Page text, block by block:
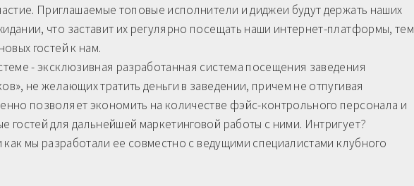
Приглашаемые топовые исполнители и диджеи будут держать наших
что заставит их регулярно посещать наши интернет-платформы, тем
гостей к нам.
- эксклюзивная разработанная система посещения заведения
не желающих тратить деньги в заведении, причем не отпугивая
позволяет экономить на количестве фэйс-контрольного персонала и
гостей для дальнейшей маркетинговой работы с ними. Интригует?
как мы разработали ее совместно с ведущими специалистами клубного